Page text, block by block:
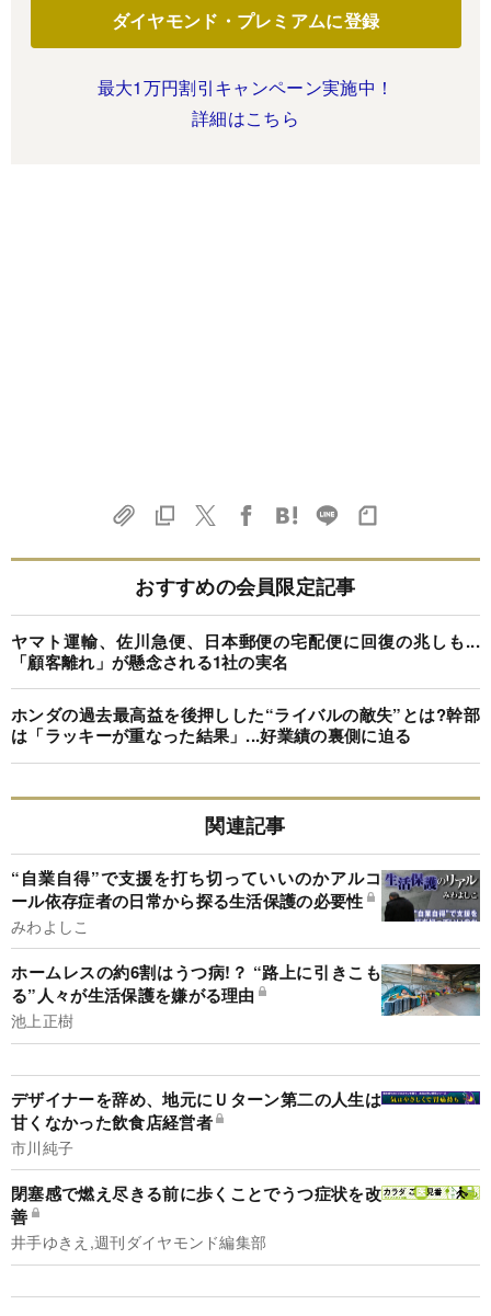
ダイヤモンド・プレミアムに登録
最大1万円割引キャンペーン実施中！
詳細はこちら
おすすめの会員限定記事
ヤマト運輸、佐川急便、日本郵便の宅配便に回復の兆しも...
「顧客離れ」が懸念される1社の実名
ホンダの過去最高益を後押しした“ライバルの敵失”とは?幹部
は「ラッキーが重なった結果」...好業績の裏側に迫る
関連記事
“自業自得”で支援を打ち切っていいのかアルコ
ール依存症者の日常から探る生活保護の必要性
みわよしこ
ホームレスの約6割はうつ病!？ “路上に引きこも
る”人々が生活保護を嫌がる理由
池上正樹
デザイナーを辞め、地元にＵターン第二の人生は
甘くなかった飲食店経営者
市川純子
閉塞感で燃え尽きる前に歩くことでうつ症状を改
善
井手ゆきえ,週刊ダイヤモンド編集部